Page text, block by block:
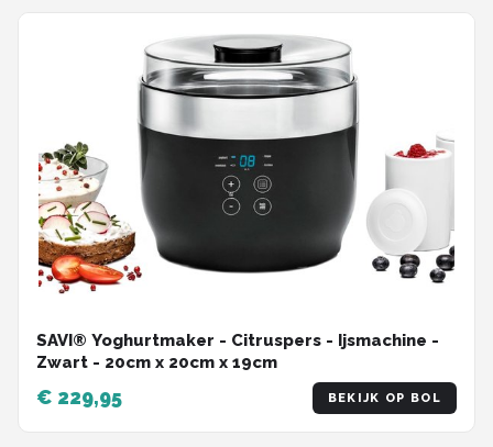
SAVI® Yoghurtmaker - Citruspers - Ijsmachine -
Zwart - ‎20cm x 20cm x 19cm
€ 229,95 BEKIJK OP BOL